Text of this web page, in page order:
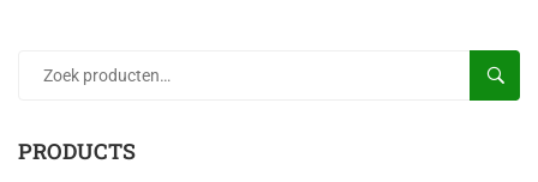
PRODUCTS